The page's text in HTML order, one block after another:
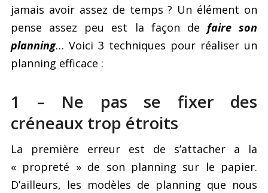
jamais avoir assez de temps ? Un élément on
pense assez peu est la façon de faire son
planning… Voici 3 techniques pour réaliser un
planning efficace :
1 – Ne pas se fixer des
créneaux trop étroits
La première erreur est de s’attacher a la
« propreté » de son planning sur le papier.
D’ailleurs, les modèles de planning que nous